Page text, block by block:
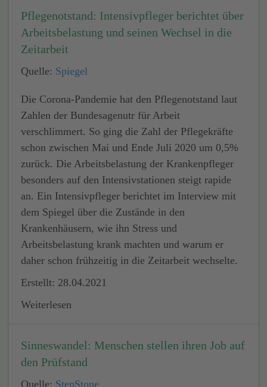
Pflegenotstand: Intensivpfleger berichtet über
Arbeitsbelastung und seinen Wechsel in die
Zeitarbeit
Quelle: Spiegel
Die Corona-Pandemie hat den Pflegenotstand laut
Zahlen der Bundesagenutr für Arbeit
verschlimmert. So ging die Zahl der Pflegekräfte
schon zwischen Mai und Ende Juli 2020 um 0,5%
zurück. Die Arbeitsbelastung der Krankenpfleger
besonders auf den Intensivstationen steigt rapide
an. Ein Intensivpfleger berichtet im Interview mit
dem Spiegel über die Zustände in den
Krankenhäusern, wie ihn Stress und
Arbeitsbelastung krank machten und warum er
daher schon frühzeitig in die Zeitarbeit wechselte.
Erstellt: 28.04.2021
Weiterlesen
Sinneswandel: Menschen stellen ihren Job auf
den Prüfstand
Quelle: StepStone